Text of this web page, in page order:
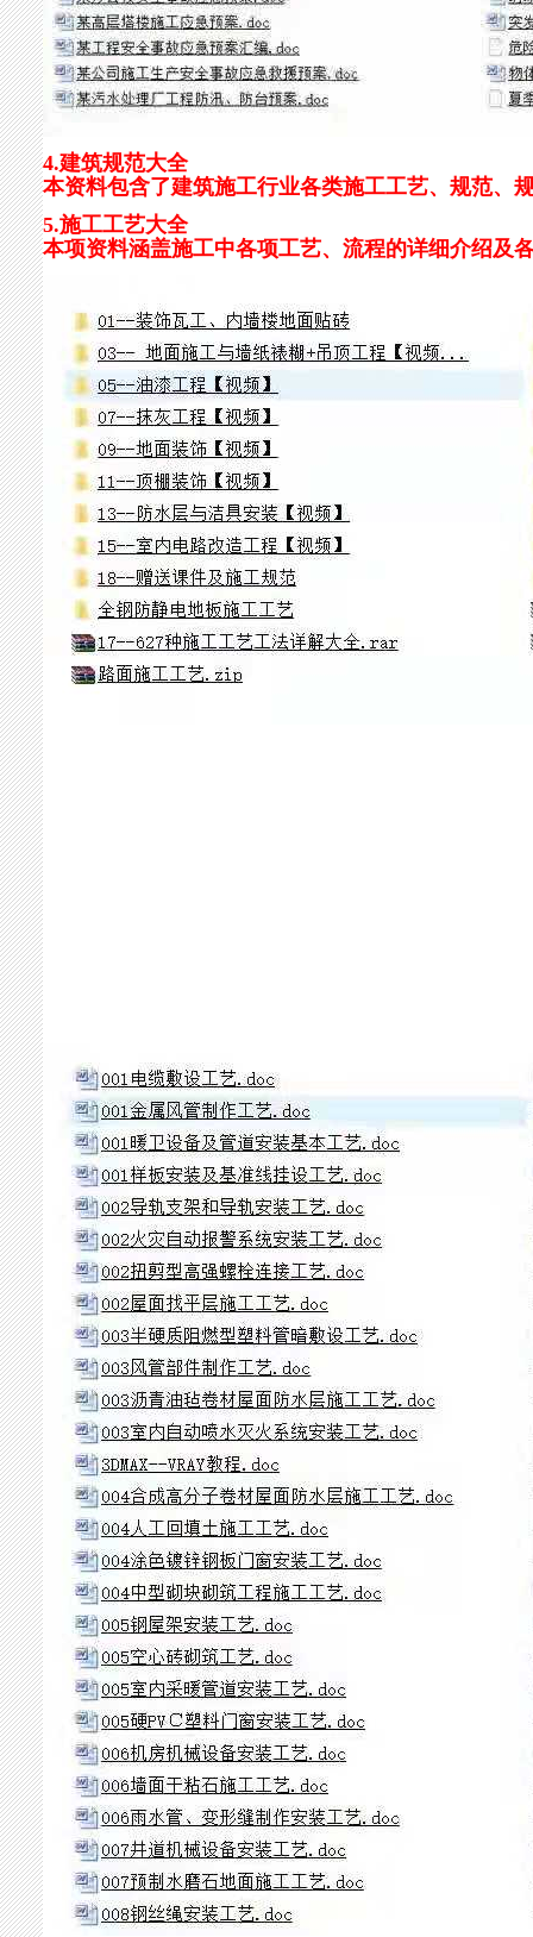
4.建筑规范大全
本资料包含了建筑施工行业各类施工工艺、规范、
5.施工工艺大全
本项资料涵盖施工中各项工艺、流程的详细介绍及